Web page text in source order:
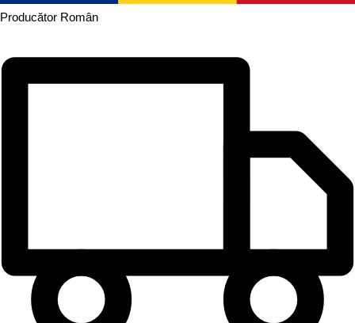
Producător Român